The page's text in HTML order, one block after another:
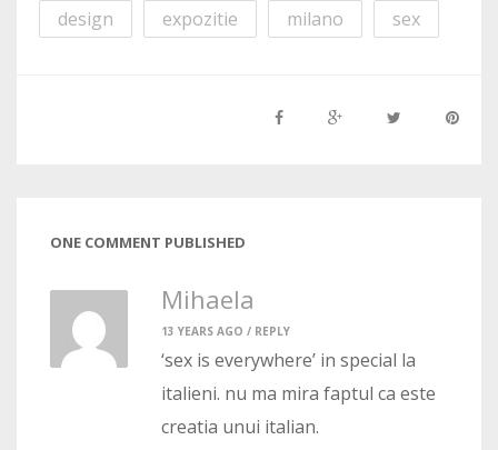
design expozitie milano sex
ONE COMMENT PUBLISHED
Mihaela
13 YEARS AGO / REPLY
‘sex is everywhere’ in special la
italieni. nu ma mira faptul ca este
creatia unui italian.